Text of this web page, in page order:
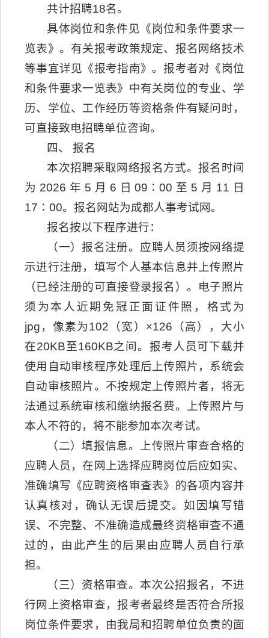
共计招聘18名。
具体岗位和条件见《岗位和条件要求一
览表》。有关报考政策规定、报名网络技术
等事宜详见《报考指南》。报考者对《岗位
和条件要求一览表》中有关岗位的专业、学
历、学位、工作经历等资格条件有疑问时，
可直接致电招聘单位咨询。
四、 报名
本次招聘采取网络报名方式。报名时间
为2026年5月6日09∶00至5月11日
17∶00。报名网站为成都人事考试网。
报名按以下程序进行：
（一）报名注册。应聘人员须按网络提
示进行注册，填写个人基本信息并上传照片
（已经注册的可直接登录报名）。电子照片
须为本人近期免冠正面证件照，格式为
jpg，像素为102（宽）×126（高），大小
在20KB至160KB之间。报考人员可下载并
使用自动审核程序处理后上传照片，系统会
自动审核照片。不按规定上传照片者，将无
法通过系统审核和缴纳报名费。上传照片与
本人不符的，将不能参加本次考试。
（二）填报信息。上传照片审查合格的
应聘人员，在网上选择应聘岗位后应如实、
准确填写《应聘资格审查表》的各项内容并
认真核对，确认无误后提交。如因填写错
误、不完整、不准确造成最终资格审查不通
过的，由此产生的后果由应聘人员自行承
担。
（三）资格审查。本次公招报名，不进
行网上资格审查，报考者最终是否符合所报
岗位条件要求，由我局和招聘单位负责的面